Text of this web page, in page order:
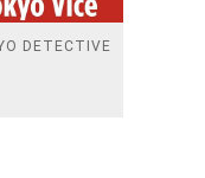
DETECTIVE